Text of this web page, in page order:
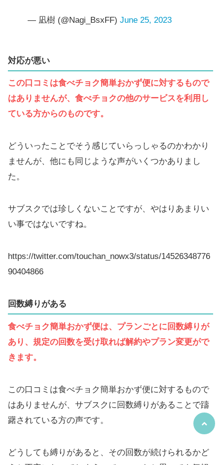
— 凪樹 (@Nagi_BsxFF) June 25, 2023
対応が悪い
この口コミは食べチョク簡単おかず便に対するもので
はありませんが、食べチョクの他のサービスを利用し
ている方からのものです。
どういったことでそう感じていらっしゃるのかわかり
ませんが、他にも同じような声がいくつかありまし
た。
サブスクでは珍しくないことですが、やはりあまりい
い事ではないですね。
https://twitter.com/touchan_nowx3/status/14526348776
90404866
回数縛りがある
食べチョク簡単おかず便は、プランごとに回数縛りが
あり、規定の回数を受け取れば解約やプラン変更がで
きます。
この口コミは食べチョク簡単おかず便に対するもので
はありませんが、サブスクに回数縛りがあることで躊
躇されている方の声です。
どうしても縛りがあると、その回数が続けられるかど